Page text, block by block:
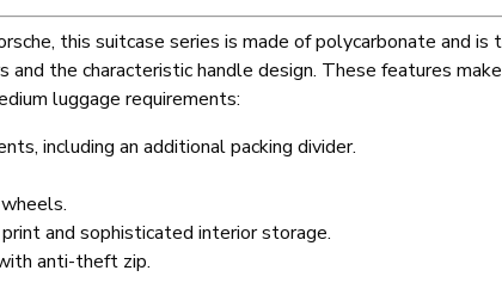
this suitcase series is made of polycarbonate and
and the characteristic handle design. These features
luggage requirements:
including an additional packing divider.
and sophisticated interior storage.
anti-theft zip.